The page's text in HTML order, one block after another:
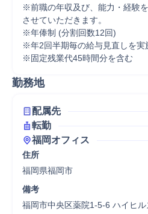
※前職の年収及び、能力・経験
させていただきます。
※年俸制 (分割回数12回)
※年2回半期毎の給与見直しを実
※固定残業代45時間分を含む
勤務地
配属先
転勤
福岡オフィス
住所
福岡県福岡市
備考
福岡市中央区薬院1-5-6 ハイヒ